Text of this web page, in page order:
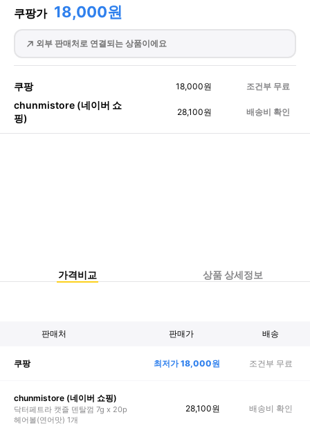
쿠팡가 18,000원
외부 판매처로 연결되는 상품이에요
쿠팡 18,000원 조건부 무료
chunmistore (네이버 쇼
핑)
28,100원 배송비 확인
가격비교 상품 상세정보
판매처 판매가 배송
쿠팡 최저가18,000원 조건부 무료
chunmistore (네이버 쇼핑)
닥터페트라 캣즐 덴탈껌 7g x 20p
헤어볼(연어맛) 1개
28,100원 배송비 확인